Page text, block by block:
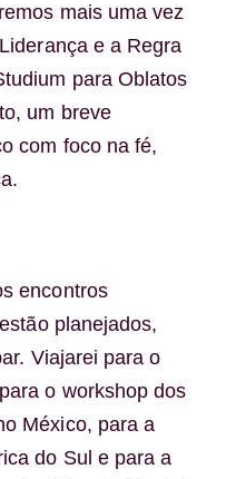
mais uma vez
e a Regra
para Oblatos
um breve
com foco na fé,
encontros
planejados,
Viajarei para o
o workshop dos
México, para a
do Sul e para a